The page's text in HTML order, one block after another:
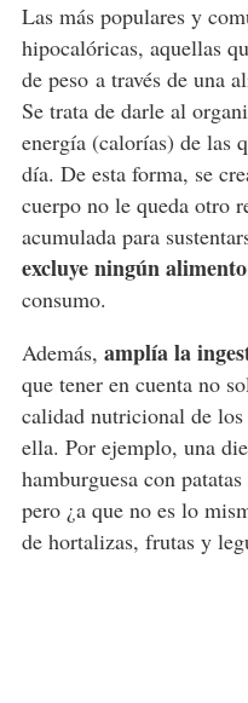
Las más populares y
hipocalóricas, aquellas
de peso a través de una
Se trata de darle al
energía (calorías) de las
día. De esta forma, se
cuerpo no le queda otro
acumulada para
excluye ningún alimento
consumo.
Además, amplía la
que tener en cuenta no
calidad nutricional de
ella. Por ejemplo, una
hamburguesa con
pero ¿a que no es lo
de hortalizas, frutas y